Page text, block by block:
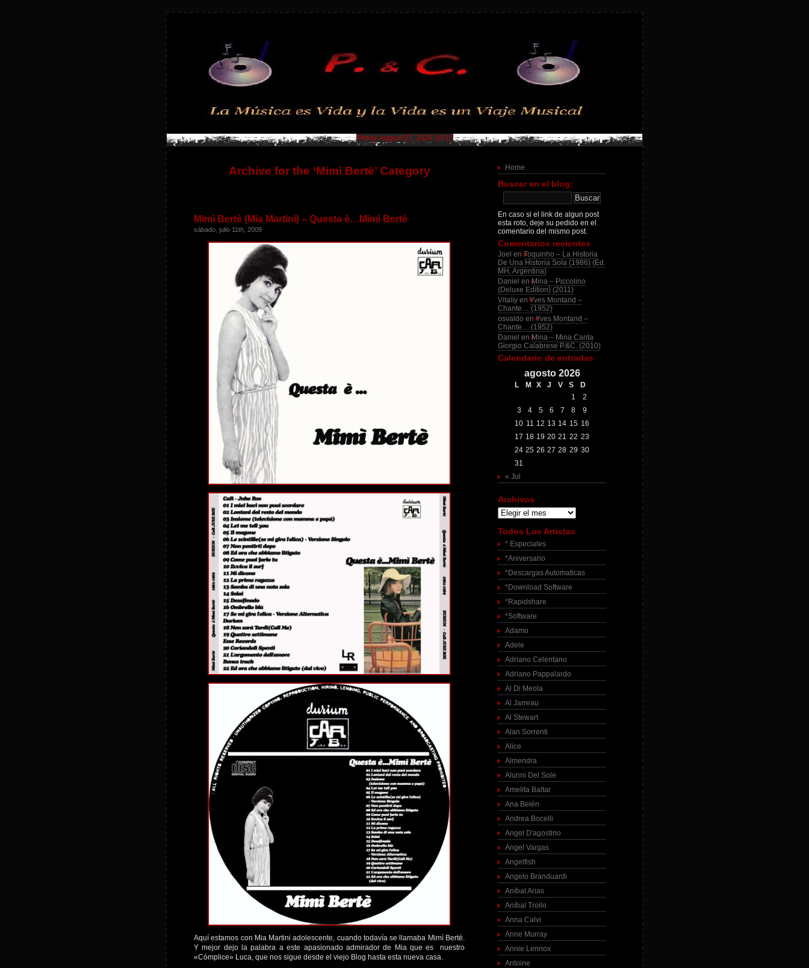
Friday, August 07, 2026 19:15
Archive for the ‘Mimì Bertè’ Category
Mimì Bertè (Mia Martini) – Questa è…Mimì Bertè
sábado, julio 11th, 2009
Aquí estamos con Mia Martini adolescente, cuando todavía se llamaba Mimì Bertè.
Y mejor dejo la palabra a este apasionado admirador de Mia que es nuestro
«Cómplice» Luca, que nos sigue desde el viejo Blog hasta esta nueva casa.
Home
Buscar en el blog:
En caso si el link de algun post
esta roto, deje su pedido en el
comentario del mismo post.
Comentarios recientes
Joel en Toquinho – La Historia
De Una Historia Sola (1986) (Ed.
MH, Argentina)
Daniel en Mina – Piccolino
(Deluxe Edition) (2011)
Vitaliy en Yves Montand –
Chante… (1952)
osvaldo en Yves Montand –
Chante… (1952)
Daniel en Mina – Mina Canta
Giorgio Calabrese P.&C. (2010)
Calendario de entradas
agosto 2026
L M X J V S
D
1
2
3
4 5 6 7 8
9
10 11 12 13 14 15 16
17 18 19 20 21 22 23
24 25 26 27 28 29 30
31
« Jul
Archivos
Archivos
Todos Los Artistas
* Especiales
*Aniversario
*Descargas Automaticas
*Download Software
*Rapidshare
*Software
Adamo
Adele
Adriano Celentano
Adriano Pappalardo
Al Di Meola
Al Jarreau
Al Stewart
Alan Sorrenti
Alice
Almendra
Alunni Del Sole
Amelita Baltar
Ana Belén
Andrea Bocelli
Angel D'agostino
Angel Vargas
Angelfish
Angelo Branduardi
Aníbal Arias
Aníbal Troilo
Anna Calvi
Anne Murray
Annie Lennox
Antoine